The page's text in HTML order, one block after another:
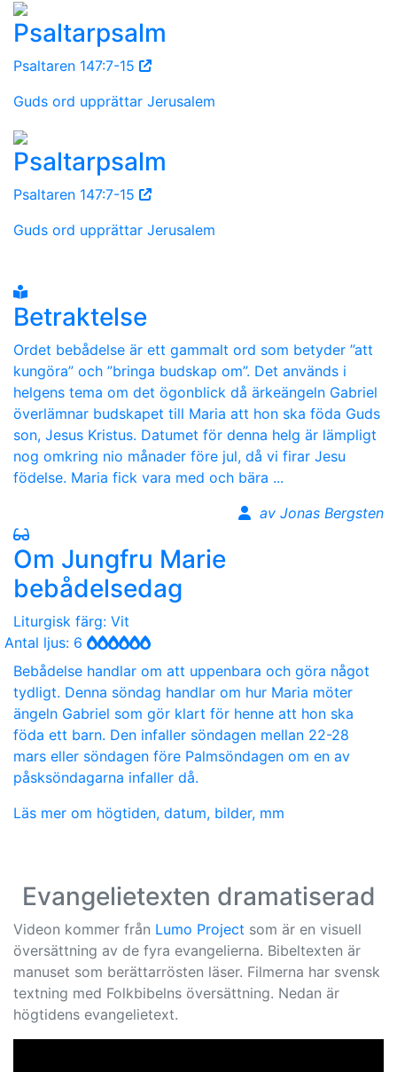
Psaltarpsalm
Psaltaren 147:7-15
Guds ord upprättar Jerusalem
Psaltarpsalm
Psaltaren 147:7-15
Guds ord upprättar Jerusalem
Betraktelse
Ordet bebådelse är ett gammalt ord som betyder ”att
kungöra” och ”bringa budskap om”. Det används i
helgens tema om det ögonblick då ärkeängeln Gabriel
överlämnar budskapet till Maria att hon ska föda Guds
son, Jesus Kristus. Datumet för denna helg är lämpligt
nog omkring nio månader före jul, då vi firar Jesu
födelse. Maria fick vara med och bära ...
av Jonas Bergsten
Om Jungfru Marie
bebådelsedag
Liturgisk färg: Vit
Antal ljus: 6
Bebådelse handlar om att uppenbara och göra något
tydligt. Denna söndag handlar om hur Maria möter
ängeln Gabriel som gör klart för henne att hon ska
föda ett barn. Den infaller söndagen mellan 22-28
mars eller söndagen före Palmsöndagen om en av
påsksöndagarna infaller då.
Läs mer om högtiden, datum, bilder, mm
Evangelietexten dramatiserad
Videon kommer från Lumo Project som är en visuell
översättning av de fyra evangelierna. Bibeltexten är
manuset som berättarrösten läser. Filmerna har svensk
textning med Folkbibelns översättning. Nedan är
högtidens evangelietext.